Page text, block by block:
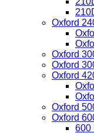
Oxford
Oxford
Oxford
Oxford
Oxford
Oxford
600